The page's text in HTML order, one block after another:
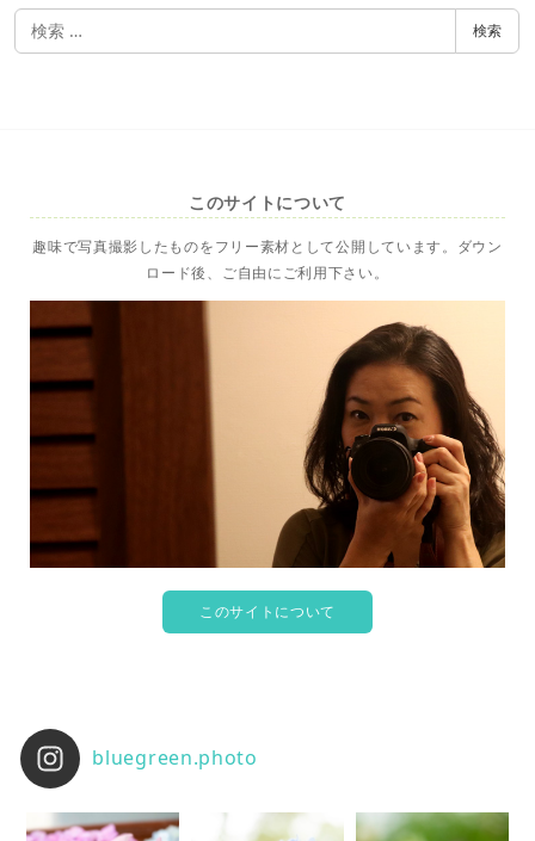
検
索
検索
このサイトについて
趣味で写真撮影したものをフリー素材として公開しています。ダウン
ロード後、ご自由にご利用下さい。
このサイトについて
bluegreen.photo